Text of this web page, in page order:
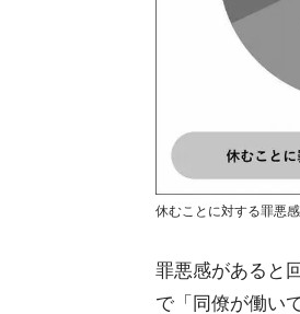
休むことに対する罪悪
罪悪感があると
で「同僚が働い